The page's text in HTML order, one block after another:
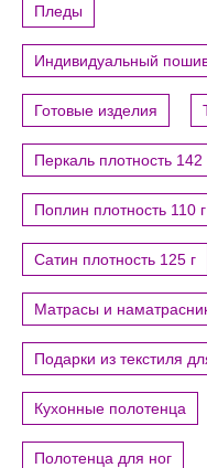
Пледы
Индивидуальный
Готовые изделия
Перкаль плотность 142
Поплин плотность 110 г
Сатин плотность 125 г
Матрасы и
Подарки из текстиля
Кухонные полотенца
Полотенца для ног